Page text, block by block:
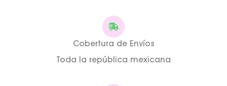
Cobertura de Envíos
Toda la república mexicana